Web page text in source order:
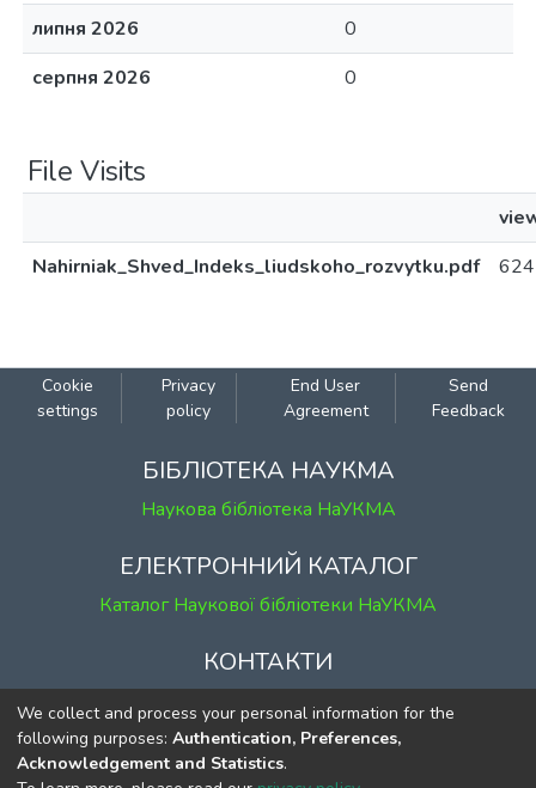
липня 2026
0
серпня 2026
0
File Visits
Nahirniak_Shved_Indeks_liudskoho_rozvytku.pdf
624
Cookie
settings
Privacy
policy
End User
Agreement
Send
Feedback
БІБЛІОТЕКА НАУКМА
Наукова бібліотека НаУКМА
ЕЛЕКТРОННИЙ КАТАЛОГ
Каталог Наукової бібліотеки НаУКМА
КОНТАКТИ
м. Київ, вул. Григорія Сковороди, 2
к. 1, к. 120
тел. (044) 463-69-31
We collect and process your personal information for the
following purposes: Authentication, Preferences,
Acknowledgement and Statistics.